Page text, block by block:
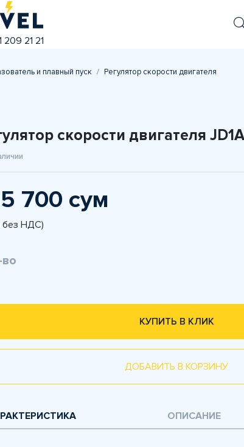
209 21 21
и плавный пуск
Регулятор скорости двигателя
скорости двигателя
700 сум
без НДС)
КУПИТЬ В КЛИК
ДОБАВИТЬ В КОРЗИНУ
ОПИСАНИЕ